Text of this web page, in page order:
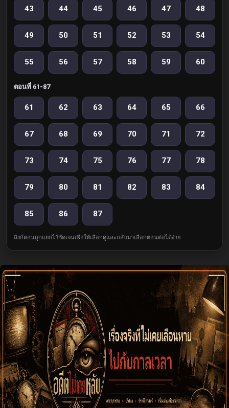
43 44 45 46 47 48
49 50 51 52 53 54
55 56 57 58 59 60
ตอนที่ 61-87
61 62 63 64 65 66
67 68 69 70 71 72
73 74 75 76 77 78
79 80 81 82 83 84
85 86 87
ลิงก์ตอนถูกแยกไว้ชัดเจนเพื่อให้เลือกดูและกลับมาเลือกตอนต่อได้ง่าย